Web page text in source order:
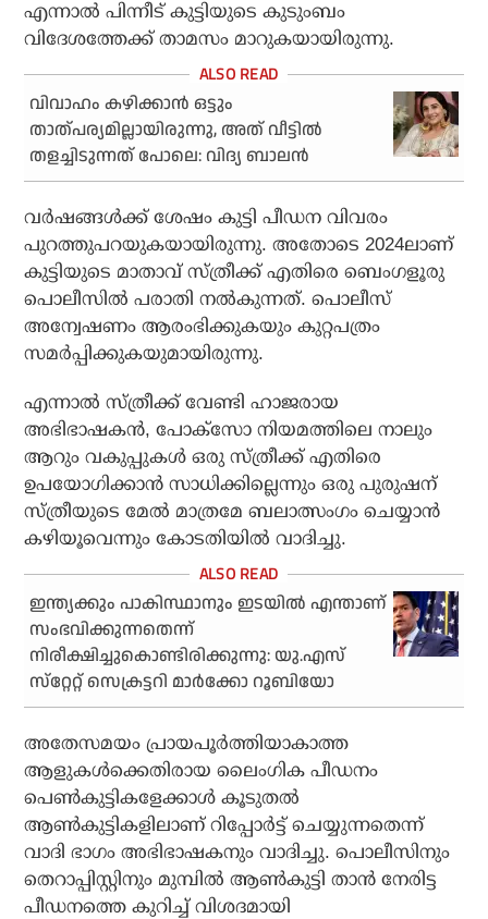
എന്നാല്‍ പിന്നീട് കുട്ടിയുടെ കുടുംബം
വിദേശത്തേക്ക് താമസം മാറുകയായിരുന്നു.
വിവാഹം കഴിക്കാന്‍ ഒട്ടും
താത്പര്യമില്ലായിരുന്നു, അത് വീട്ടില്‍
തളച്ചിടുന്നത് പോലെ: വിദ്യ ബാലന്‍
വര്‍ഷങ്ങള്‍ക്ക് ശേഷം കുട്ടി പീഡന വിവരം
പുറത്തുപറയുകയായിരുന്നു. അതോടെ 2024ലാണ്
കുട്ടിയുടെ മാതാവ് സ്ത്രീക്ക് എതിരെ ബെംഗളൂരു
പൊലീസില്‍ പരാതി നല്‍കുന്നത്. പൊലീസ്
അന്വേഷണം ആരംഭിക്കുകയും കുറ്റപത്രം
സമര്‍പ്പിക്കുകയുമായിരുന്നു.
എന്നാല്‍ സ്ത്രീക്ക് വേണ്ടി ഹാജരായ
അഭിഭാഷകന്‍, പോക്‌സോ നിയമത്തിലെ നാലും
ആറും വകുപ്പുകള്‍ ഒരു സ്ത്രീക്ക് എതിരെ
ഉപയോഗിക്കാന്‍ സാധിക്കില്ലെന്നും ഒരു പുരുഷന്
സ്ത്രീയുടെ മേല്‍ മാത്രമേ ബലാത്സംഗം ചെയ്യാന്‍
കഴിയൂവെന്നും കോടതിയില്‍ വാദിച്ചു.
ഇന്ത്യക്കും പാകിസ്ഥാനും ഇടയില്‍ എന്താണ്
സംഭവിക്കുന്നതെന്ന്
നിരീക്ഷിച്ചുകൊണ്ടിരിക്കുന്നു: യു.എസ്
സ്‌റ്റേറ്റ് സെക്രട്ടറി മാര്‍ക്കോ റൂബിയോ
അതേസമയം പ്രായപൂര്‍ത്തിയാകാത്ത
ആളുകള്‍ക്കെതിരായ ലൈംഗിക പീഡനം
പെണ്‍കുട്ടികളേക്കാള്‍ കൂടുതല്‍
ആണ്‍കുട്ടികളിലാണ് റിപ്പോര്‍ട്ട് ചെയ്യുന്നതെന്ന്
വാദി ഭാഗം അഭിഭാഷകനും വാദിച്ചു. പൊലീസിനും
തെറാപ്പിസ്റ്റിനും മുമ്പില്‍ ആണ്‍കുട്ടി താന്‍ നേരിട്ട
പീഡനത്തെ കുറിച്ച് വിശദമായി